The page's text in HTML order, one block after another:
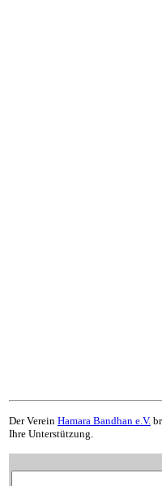
Der Verein Hamara Bandhan e.V.
Ihre Unterstützung.